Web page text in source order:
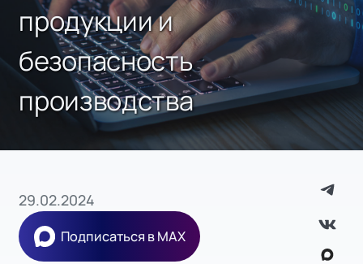
продукции и
безопасность
производства
29.02.2024
Подписаться в MAX